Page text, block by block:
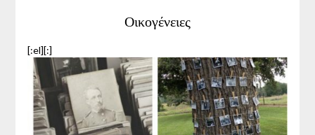
Οικογένειες
[:el][:]